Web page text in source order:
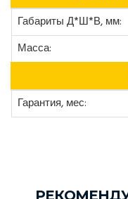
Габариты Д*Ш*В, мм:
Масса:
Гарантия, мес: